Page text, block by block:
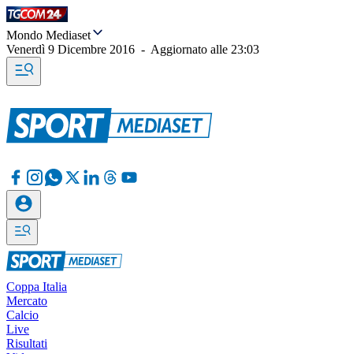
Mondo Mediaset
Venerdì 9 Dicembre 2016 - Aggiornato alle 23:03
Coppa Italia
Mercato
Calcio
Live
Risultati